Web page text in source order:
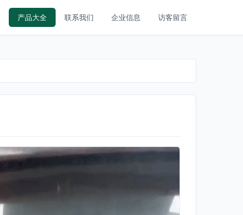
产品大全 联系我们 企业信息 访客留言